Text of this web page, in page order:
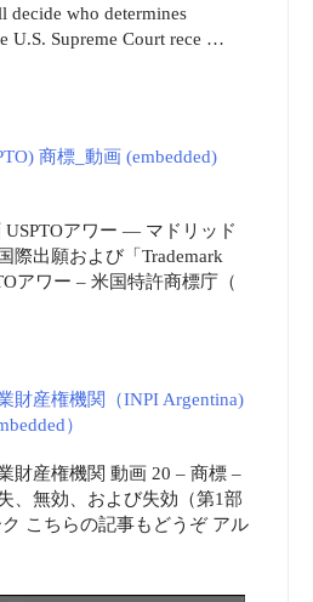
decide who determines
U.S. Supreme Court rece …
商標_動画 (embedded)
アワー ― マドリッド
際出願および「Trademark
アワー – 米国特許商標庁（
財産権機関（INPI Argentina)
）
財産権機関 動画 20 – 商標 –
、無効、および失効（第1部
こちらの記事もどうぞ アル